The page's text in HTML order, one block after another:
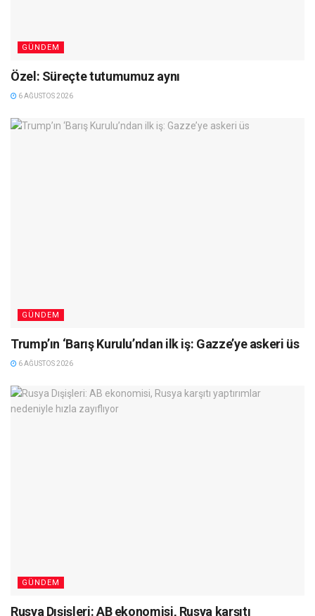
GÜNDEM
Özel: Süreçte tutumumuz aynı
6 AĞUSTOS 2026
GÜNDEM
Trump’ın ‘Barış Kurulu’ndan ilk iş: Gazze’ye askeri üs
6 AĞUSTOS 2026
GÜNDEM
Rusya Dışişleri: AB ekonomisi, Rusya karşıtı